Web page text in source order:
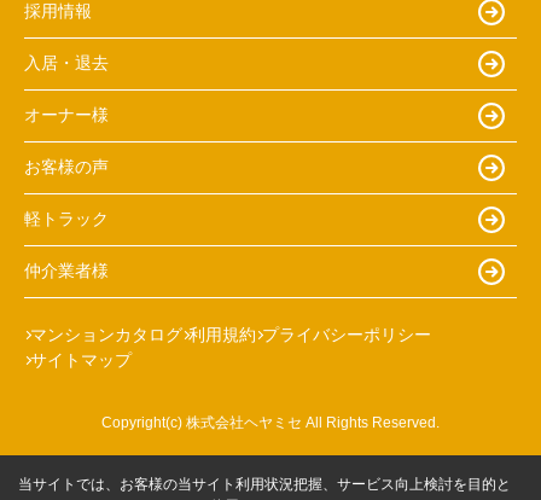
採用情報
入居・退去
オーナー様
お客様の声
軽トラック
仲介業者様
マンションカタログ 利用規約 プライバシーポリシー
サイトマップ
Copyright(c) 株式会社ヘヤミセ All Rights Reserved.
当サイトでは、お客様の当サイト利用状況把握、サービス向上検討を目的と